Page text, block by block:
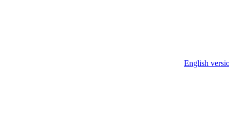
English